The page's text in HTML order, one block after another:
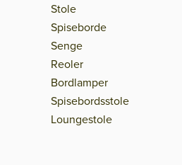
Stole
Spiseborde
Senge
Reoler
Bordlamper
Spisebordsstole
Loungestole